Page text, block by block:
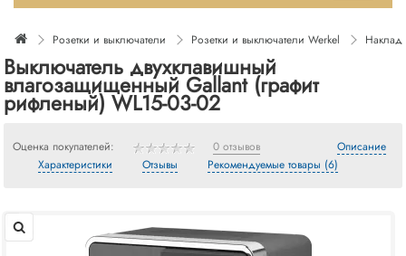
Розетки и выключатели Розетки и выключатели Werkel
Выключатель двухклавишный
влагозащищенный Gallant (графит
рифленый) WL15-03-02
Оценка покупателей: 0 отзывов
Описание
Характеристики
Отзывы Рекомендуемые товары (6)